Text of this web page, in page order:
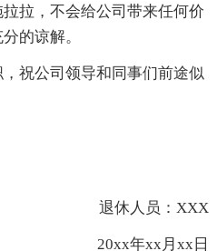
拉，不会给公司带来任何价
的谅解。
祝公司领导和同事们前途似
退休人员：XXX
20xx年xx月xx日